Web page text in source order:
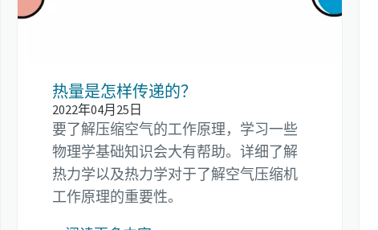
热量是怎样传递的？
2022年04月25日
要了解压缩空气的工作原理，学习一些
物理学基础知识会大有帮助。详细了解
热力学以及热力学对于了解空气压缩机
工作原理的重要性。